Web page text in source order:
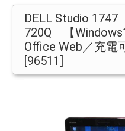
DELL Studio
720Q 【
Office Web／充電
[96511]